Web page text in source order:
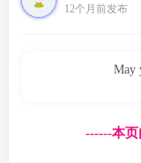
12个月前发布
May
------本